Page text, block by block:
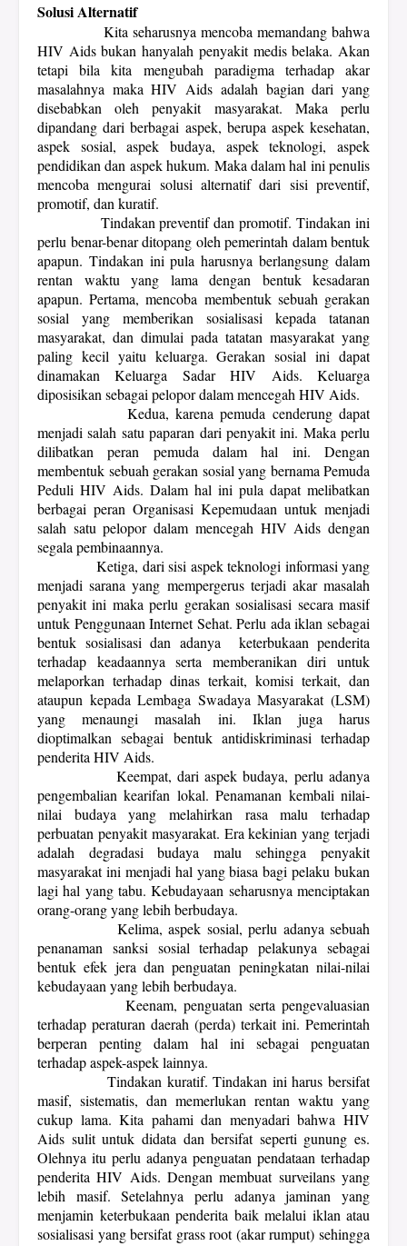
Solusi Alternatif
Kita seharusnya mencoba memandang bahwa
HIV Aids bukan hanyalah penyakit medis belaka. Akan
tetapi bila kita mengubah paradigma terhadap akar
masalahnya maka HIV Aids adalah bagian dari yang
disebabkan oleh penyakit masyarakat. Maka perlu
dipandang dari berbagai aspek, berupa aspek kesehatan,
aspek sosial, aspek budaya, aspek teknologi, aspek
pendidikan dan aspek hukum. Maka dalam hal ini penulis
mencoba mengurai solusi alternatif dari sisi preventif,
promotif, dan kuratif.
Tindakan preventif dan promotif. Tindakan ini
perlu benar-benar ditopang oleh pemerintah dalam bentuk
apapun. Tindakan ini pula harusnya berlangsung dalam
rentan waktu yang lama dengan bentuk kesadaran
apapun. Pertama, mencoba membentuk sebuah gerakan
sosial yang memberikan sosialisasi kepada tatanan
masyarakat, dan dimulai pada tatatan masyarakat yang
paling kecil yaitu keluarga. Gerakan sosial ini dapat
dinamakan Keluarga Sadar HIV Aids. Keluarga
diposisikan sebagai pelopor dalam mencegah HIV Aids.
Kedua, karena pemuda cenderung dapat
menjadi salah satu paparan dari penyakit ini. Maka perlu
dilibatkan peran pemuda dalam hal ini. Dengan
membentuk sebuah gerakan sosial yang bernama Pemuda
Peduli HIV Aids. Dalam hal ini pula dapat melibatkan
berbagai peran Organisasi Kepemudaan untuk menjadi
salah satu pelopor dalam mencegah HIV Aids dengan
segala pembinaannya.
Ketiga, dari sisi aspek teknologi informasi yang
menjadi sarana yang mempergerus terjadi akar masalah
penyakit ini maka perlu gerakan sosialisasi secara masif
untuk Penggunaan Internet Sehat. Perlu ada iklan sebagai
bentuk sosialisasi dan adanya
keterbukaan penderita
terhadap keadaannya serta memberanikan diri untuk
melaporkan terhadap dinas terkait, komisi terkait, dan
ataupun kepada Lembaga Swadaya Masyarakat (LSM)
yang menaungi masalah ini. Iklan juga harus
dioptimalkan sebagai bentuk antidiskriminasi terhadap
penderita HIV Aids.
Keempat, dari aspek budaya, perlu adanya
pengembalian kearifan lokal. Penamanan kembali nilai-
nilai budaya yang melahirkan rasa malu terhadap
perbuatan penyakit masyarakat. Era kekinian yang terjadi
adalah degradasi budaya malu sehingga penyakit
masyarakat ini menjadi hal yang biasa bagi pelaku bukan
lagi hal yang tabu. Kebudayaan seharusnya menciptakan
orang-orang yang lebih berbudaya.
Kelima, aspek sosial, perlu adanya sebuah
penanaman sanksi sosial terhadap pelakunya sebagai
bentuk efek jera dan penguatan peningkatan nilai-nilai
kebudayaan yang lebih berbudaya.
Keenam, penguatan serta pengevaluasian
terhadap peraturan daerah (perda) terkait ini. Pemerintah
berperan penting dalam hal ini sebagai penguatan
terhadap aspek-aspek lainnya.
Tindakan kuratif. Tindakan ini harus bersifat
masif, sistematis, dan memerlukan rentan waktu yang
cukup lama. Kita pahami dan menyadari bahwa HIV
Aids sulit untuk didata dan bersifat seperti gunung es.
Olehnya itu perlu adanya penguatan pendataan terhadap
penderita HIV Aids. Dengan membuat surveilans yang
lebih masif. Setelahnya perlu adanya jaminan yang
menjamin keterbukaan penderita baik melalui iklan atau
sosialisasi yang bersifat grass root (akar rumput) sehingga